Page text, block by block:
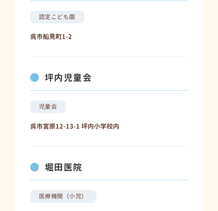
認定こども園
呉市船見町1-2
坪内児童会
児童会
呉市宮原12-13-1 坪内小学校内
堀田医院
医療機関（小児）